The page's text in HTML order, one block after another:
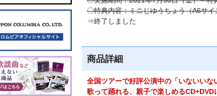
〇特典内容：ミニじゆうちょう（A6サイ
⇒終了しました
商品詳細
全国ツアーで好評公演中の「いないい
歌って踊れる、親子で楽しめるCD+DVD